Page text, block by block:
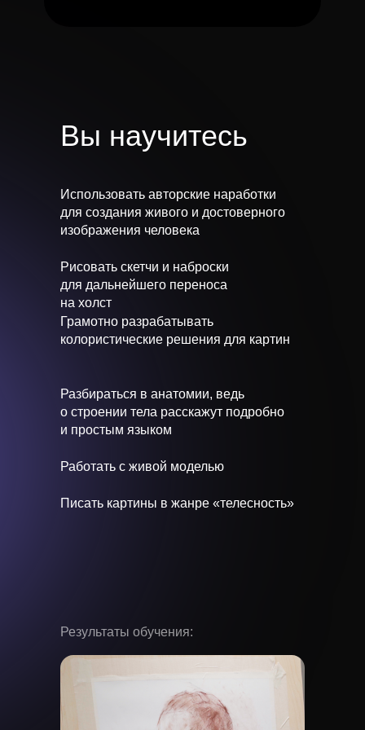
Вы научитесь
Грамотно разрабатывать
колористические решения для картин
Работать с живой моделью
Рисовать скетчи и наброски
для дальнейшего переноса
на холст
Использовать авторские наработки
для создания живого и достоверного
изображения человека
Результаты обучения:
Писать картины в жанре «телесность»
Разбираться в анатомии, ведь
о строении тела расскажут подробно
и простым языком